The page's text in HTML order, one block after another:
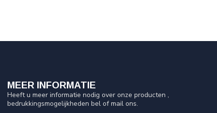
MEER INFORMATIE
Heeft u meer informatie nodig over onze producten ,
bedrukkingsmogelijkheden bel of mail ons.